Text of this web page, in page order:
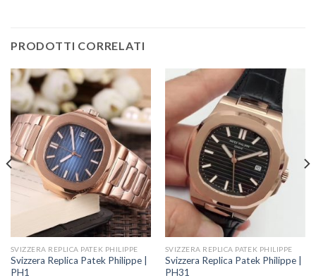
PRODOTTI CORRELATI
SVIZZERA REPLICA PATEK PHILIPPE
Svizzera Replica Patek Philippe |
PH1
SVIZZERA REPLICA PATEK PHILIPPE
Svizzera Replica Patek Philippe |
PH31